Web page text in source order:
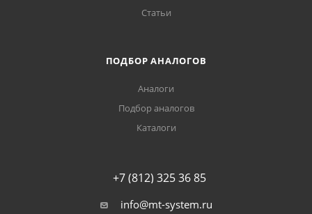
Статьи
ПОДБОР АНАЛОГОВ
Аналоги
Подбор аналогов
Каталоги
+7 (812) 325 36 85
info@mt-system.ru